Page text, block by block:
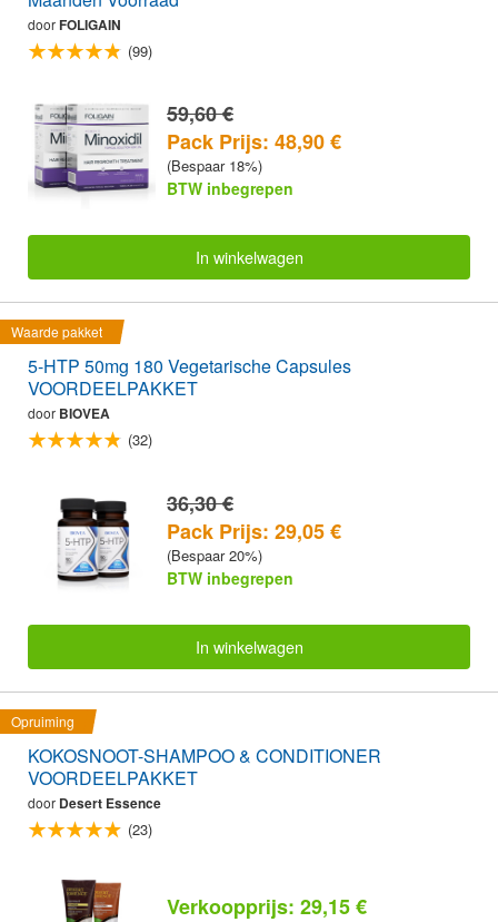
doorFOLIGAIN
(99)
59,60 €
Pack Prijs: 48,90 €
(Bespaar 18%)
BTW inbegrepen
In winkelwagen
Waarde pakket
5-HTP 50mg 180 Vegetarische Capsules
VOORDEELPAKKET
door BIOVEA
(32)
36,30 €
Pack Prijs: 29,05 €
(Bespaar 20%)
BTW inbegrepen
In winkelwagen
Opruiming
KOKOSNOOT-SHAMPOO & CONDITIONER
VOORDEELPAKKET
door Desert Essence
(23)
Verkoopprijs: 29,15 €